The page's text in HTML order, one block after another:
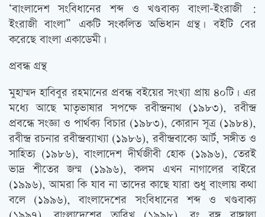
‘বাংলাদেশ সংবিধানের শব্দ ও খণ্ডবাক্য বাংলা-ইংরাজী :
ইংরাজী বাংলা” একটি সংকলিত অভিধান গ্রন্থ। বইটি বের
করেছে বাংলা একাডেমী।
প্রবন্ধ গ্রন্থ
মুহাম্মদ হাবিবুর রহমানের প্রবন্ধ বইয়ের সংখ্যা প্রায় ৪০টি। এর
মধ্যে আছে মাতৃভাষার সপক্ষে রবীন্দ্রনাথ (১৯৮৩), রবীন্দ্র
প্রবন্ধে সংজ্ঞা ও পার্থক্য বিচার (১৯৮৩), কোরান সূত্র (১৯৮৪),
রবীন্দ্র রচনার রবীন্দ্রব্যাখ্যা (১৯৮৬), রবীন্দ্রবাক্যে আর্ট, সঙ্গীত ও
সাহিত্য (১৯৮৬), বাংলাদেশ দীর্ঘজীবী হোক (১৯৯৬), তেরই
ভাদ্র শীতের জন্ম (১৯৯৬), কলম এখন নাগালের বাইরে
(১৯৯৬), আমরা কি যাব না তাদের কাছে যারা শুধু বাংলায় কথা
বলে (১৯৯৬), বাংলাদেশের সংবিধানের শব্দ ও খণ্ডবাক্য